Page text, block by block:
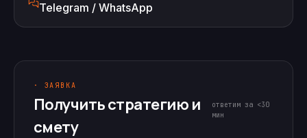
Telegram / WhatsApp
· ЗАЯВКА
Получить стратегию и
смету
ответим за <30
мин